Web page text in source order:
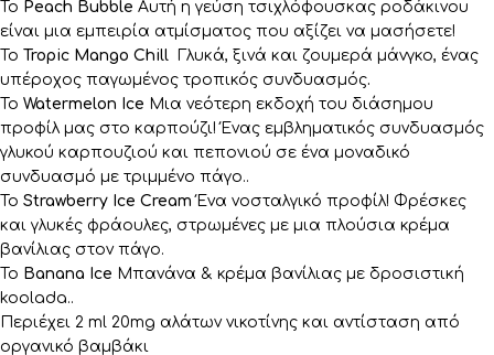
Το Peach Bubble Αυτή η γεύση τσιχλόφουσκας ροδάκινου
είναι μια εμπειρία ατμίσματος που αξίζει να μασήσετε!
Το Tropic Mango Chill Γλυκά, ξινά και ζουμερά μάνγκο, ένας
υπέροχος παγωμένος τροπικός συνδυασμός.
Το Watermelon Ice Μια νεότερη εκδοχή του διάσημου
προφίλ μας στο καρπούζι! Ένας εμβληματικός συνδυασμός
γλυκού καρπουζιού και πεπονιού σε ένα μοναδικό
συνδυασμό με τριμμένο πάγο..
Το Strawberry Ice CreamΈνα νοσταλγικό προφίλ! Φρέσκες
και γλυκές φράουλες, στρωμένες με μια πλούσια κρέμα
βανίλιας στον πάγο.
Το Banana Ice Μπανάνα & κρέμα βανίλιας με δροσιστική
koolada..
Περιέχει 2 ml 20mg αλάτων νικοτίνης και αντίσταση από
οργανικό βαμβάκι